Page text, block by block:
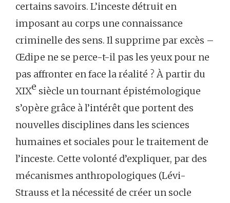
certains savoirs. L’inceste détruit en
imposant au corps une connaissance
criminelle des sens. Il supprime par excès –
Œdipe ne se perce-t-il pas les yeux pour ne
pas affronter en face la réalité ? À partir du
XIXe siècle un tournant épistémologique
s’opère grâce à l’intérêt que portent des
nouvelles disciplines dans les sciences
humaines et sociales pour le traitement de
l’inceste. Cette volonté d’expliquer, par des
mécanismes anthropologiques (Lévi-
Strauss et la nécessité de créer un socle